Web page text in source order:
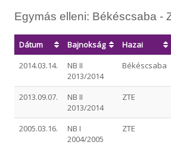
Egymás elleni: Békéscsaba -
Dátum Bajnokság Hazai
2014.03.14.
NB II
2013/2014
Békéscsaba
2013.09.07.
NB II
2013/2014
ZTE
2005.03.16.
NB I
2004/2005
ZTE